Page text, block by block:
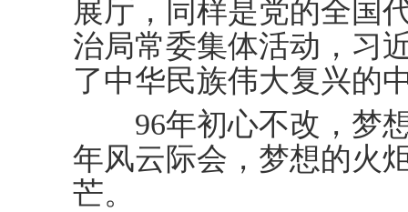
展厅，同样是党的全国
治局常委集体活动，习
了中华民族伟大复兴的
96年初心不改，梦想
年风云际会，梦想的火
芒。